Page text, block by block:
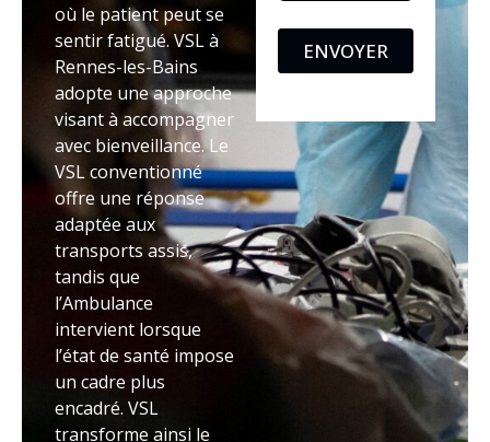
où le patient peut se
sentir fatigué. VSL à
Rennes-les-Bains
adopte une approche
visant à accompagner
avec bienveillance. Le
VSL conventionné
offre une réponse
adaptée aux
transports assis,
tandis que
l’Ambulance
intervient lorsque
l’état de santé impose
un cadre plus
encadré. VSL
transforme ainsi le
ENVOYER